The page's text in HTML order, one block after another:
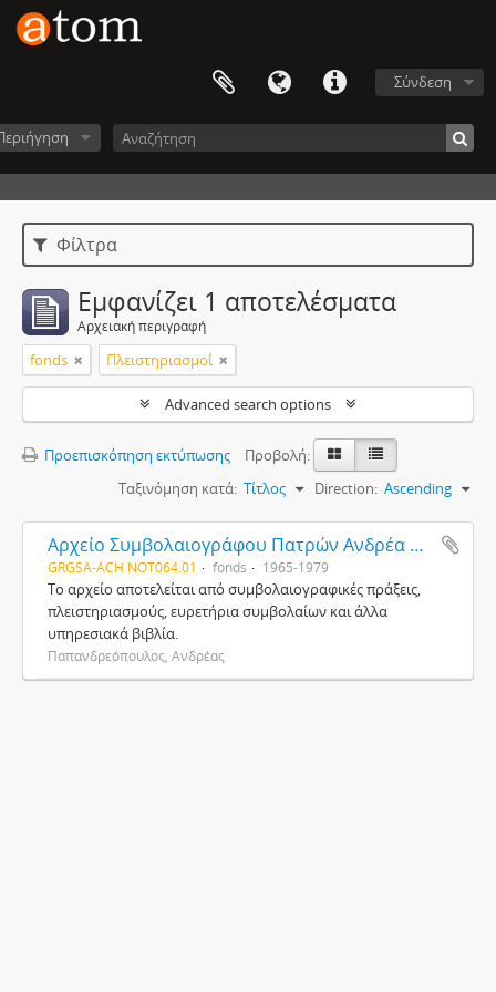
Σύνδεση
Φίλτρα
Εμφανίζει 1 αποτελέσματα
Αρχειακή περιγραφή
fonds Πλειστηριασμοί
Advanced search options
Προεπισκόπηση εκτύπωσης
Προβολή:
Ταξινόμηση κατά: Τίτλος Direction: Ascending
Αρχείο Συμβολαιογράφου Πατρών Ανδρέα Παπανδρεόπουλου
GRGSA-ACH NOT064.01 fonds 1965-1979
Το αρχείο αποτελείται από συμβολαιογραφικές πράξεις,
πλειστηριασμούς, ευρετήρια συμβολαίων και άλλα
υπηρεσιακά βιβλία.
Παπανδρεόπουλος, Ανδρέας